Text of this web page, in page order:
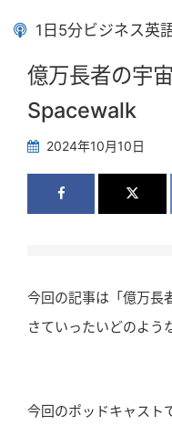
1日5分ビジネス英
億万長者の宇
Spacewalk
2024年10月10日
今回の記事は「億万長
さていったいどのよう
今回のポッドキャスト